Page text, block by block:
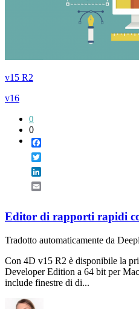
v15 R2
v16
0
0
Editor di rapporti rapidi
Tradotto automaticamente da Deepl
Con 4D v15 R2 è disponibile la
Developer Edition a 64 bit per
include finestre di di...